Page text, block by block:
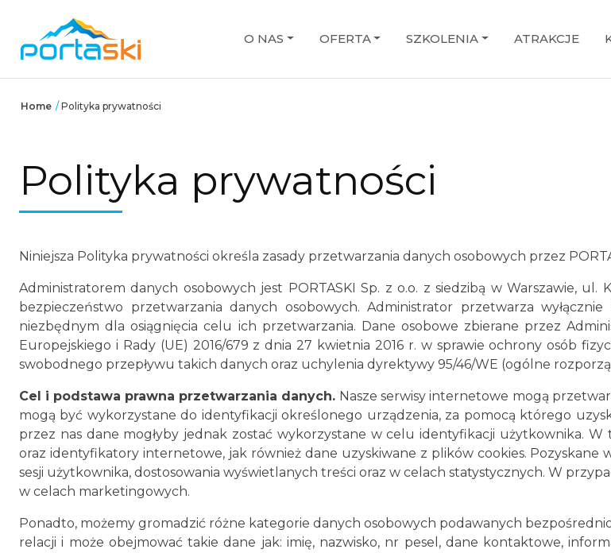
O NAS OFERTA SZKOLENIA ATRAKCJE
Home / Polityka prywatności
Polityka prywatności
Niniejsza Polityka prywatności określa zasady przetwarzania danych osobowych przez
Administratorem danych osobowych jest PORTASKI Sp. z o.o. z siedzibą w Warszawie, ul.
bezpieczeństwo przetwarzania danych osobowych. Administrator przetwarza
niezbędnym dla osiągnięcia celu ich przetwarzania. Dane osobowe zbierane przez
Europejskiego i Rady (UE) 2016/679 z dnia 27 kwietnia 2016 r. w sprawie ochrony osób
swobodnego przepływu takich danych oraz uchylenia dyrektywy 95/46/WE (ogólne
Cel i podstawa prawna przetwarzania danych. Nasze serwisy internetowe mogą
mogą być wykorzystane do identyfikacji określonego urządzenia, za pomocą którego
przez nas dane mogłyby jednak zostać wykorzystane w celu identyfikacji użytkownika.
oraz identyfikatory internetowe, jak również dane uzyskiwane z plików cookies.
sesji użytkownika, dostosowania wyświetlanych treści oraz w celach statystycznych. W
w celach marketingowych.
Ponadto, możemy gromadzić różne kategorie danych osobowych podawanych
relacji i może obejmować takie dane jak: imię, nazwisko, nr pesel, dane kontaktowe,